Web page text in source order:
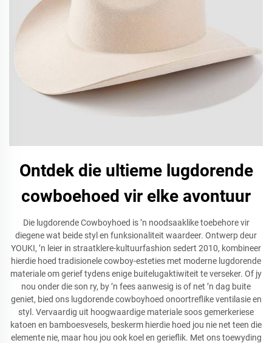
Ontdek die ultieme lugdorende
cowboehoed vir elke avontuur
Die lugdorende Cowboyhoed is ’n noodsaaklike toebehore vir
diegene wat beide styl en funksionaliteit waardeer. Ontwerp deur
YOUKI, ’n leier in straatklere-kultuurfashion sedert 2010, kombineer
hierdie hoed tradisionele cowboy-esteties met moderne lugdorende
materiale om gerief tydens enige buitelugaktiwiteit te verseker. Of jy
nou onder die son ry, by ’n fees aanwesig is of net ’n dag buite
geniet, bied ons lugdorende cowboyhoed onoortreflike ventilasie en
styl. Vervaardig uit hoogwaardige materiale soos gemerkeriese
katoen en bamboesvesels, beskerm hierdie hoed jou nie net teen die
elemente nie, maar hou jou ook koel en gerieflik. Met ons toewyding